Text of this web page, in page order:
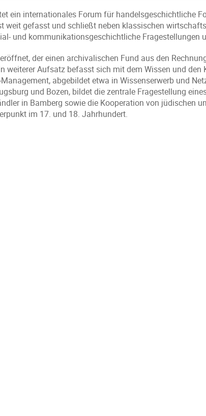
ein internationales Forum für handelsgeschichtliche
weit gefasst und schließt neben klassischen
und kommunikationsgeschichtliche Fragestellungen
der einen archivalischen Fund aus den
weiterer Aufsatz befasst sich mit dem Wissen und den
abgebildet etwa in Wissenserwerb und
und Bozen, bildet die zentrale Fragestellung
in Bamberg sowie die Kooperation von jüdischen
im 17. und 18. Jahrhundert.